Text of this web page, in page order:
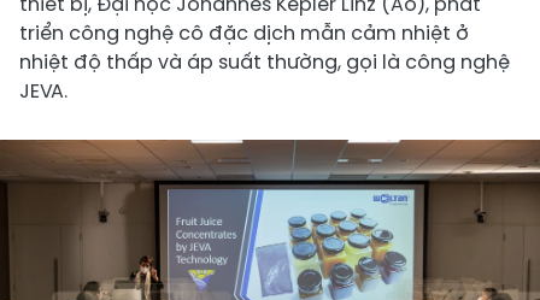
triển công nghệ cô đặc dịch mẫn cảm nhiệt ở
nhiệt độ thấp và áp suất thường, gọi là công nghệ
JEVA.